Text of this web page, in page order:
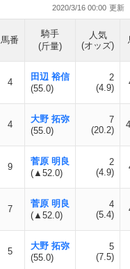
2020/3/16 00:00
馬番
騎手
(斤量)
人気
(オッズ)
4
田辺 裕信
(55.0)
2
(4.9)
4
大野 拓弥
(55.0)
7
(20.2)
9
菅原 明良
(▲52.0)
2
(4.9)
7
菅原 明良
(▲52.0)
4
(5.4)
5
大野 拓弥
(55.0)
5
(7.5)